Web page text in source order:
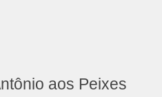
aos Peixes